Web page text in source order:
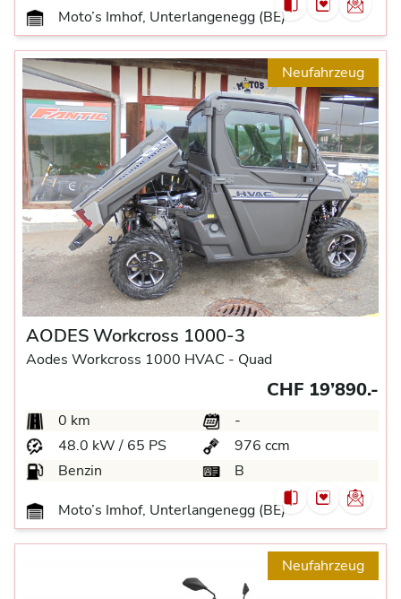
Moto’s Imhof, Unterlangenegg (BE)
Neufahrzeug
AODES Workcross 1000-3
Aodes Workcross 1000 HVAC - Quad
CHF 19’890.-
0 km
-
48.0 kW / 65 PS
976 ccm
Benzin
B
Moto’s Imhof, Unterlangenegg (BE)
Neufahrzeug